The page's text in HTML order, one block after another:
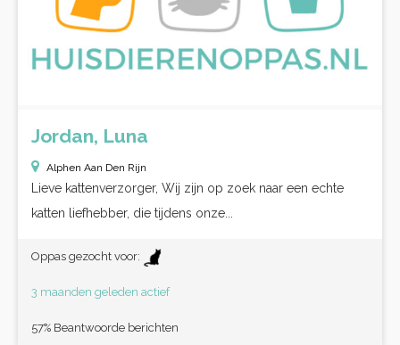
Jordan, Luna
Alphen Aan Den Rijn
Lieve kattenverzorger, Wij zijn op zoek naar een echte
katten liefhebber, die tijdens onze...
Oppas gezocht voor:
3 maanden geleden actief
57% Beantwoorde berichten